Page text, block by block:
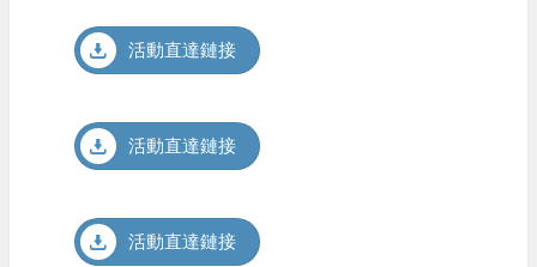
活動直達鏈接
活動直達鏈接
活動直達鏈接